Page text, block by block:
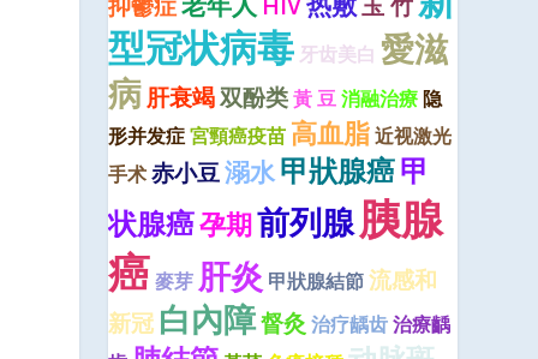
型冠状病毒 牙齿美白 愛滋
病肝衰竭双酚类黃 豆消融治療隐
形并发症宮頸癌疫苗 高血脂近视激光
手术赤小豆溺水甲狀腺癌甲
状腺癌孕期前列腺胰腺
癌麥芽 肝炎 甲狀腺結節流感和
新冠 白內障督灸 治疗龋齿治療齲